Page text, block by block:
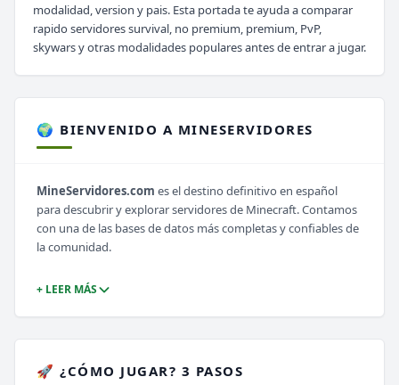
modalidad, version y pais. Esta portada te ayuda a comparar
rapido servidores survival, no premium, premium, PvP,
skywars y otras modalidades populares antes de entrar a jugar.
🌍 BIENVENIDO A MINESERVIDORES
MineServidores.com es el destino definitivo en español
para descubrir y explorar servidores de Minecraft. Contamos
con una de las bases de datos más completas y confiables de
la comunidad.
+ LEER MÁS
🚀 ¿CÓMO JUGAR? 3 PASOS